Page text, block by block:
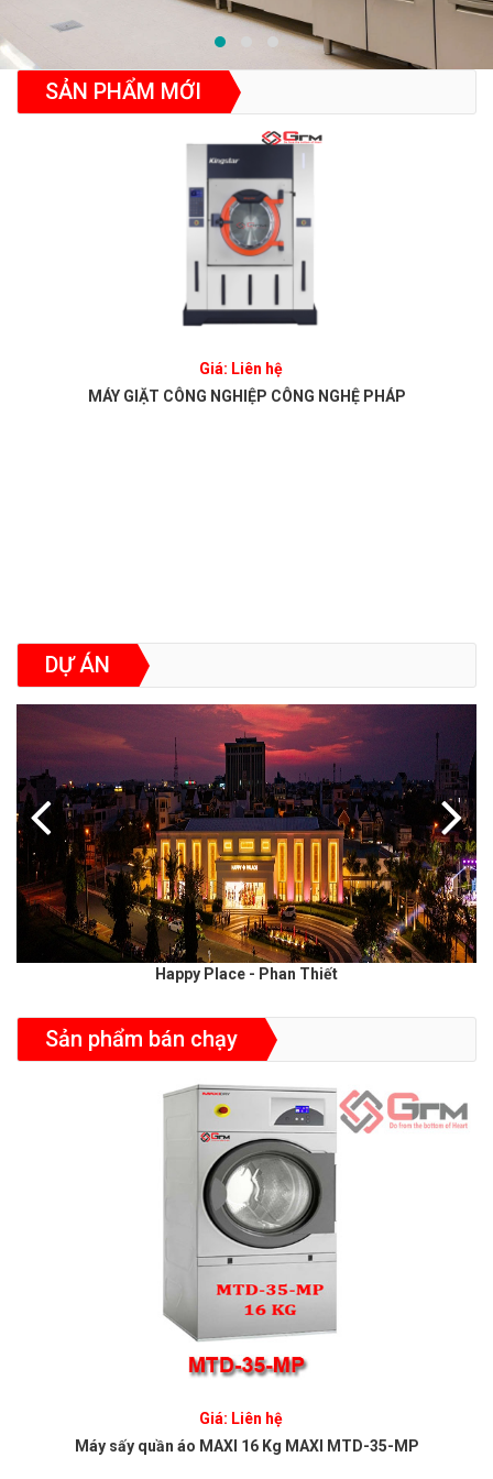
SẢN PHẨM MỚI
Giá: Liên hệ
MÁY GIẶT CÔNG NGHIỆP CÔNG NGHỆ PHÁP
DỰ ÁN
Happy Place - Phan Thiết
Sản phẩm bán chạy
Giá: Liên hệ
Máy sấy quần áo MAXI 16 Kg MAXI MTD-35-MP